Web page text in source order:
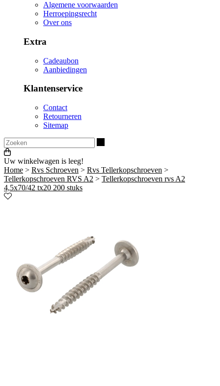
Algemene voorwaarden
Herroepingsrecht
Over ons
Extra
Cadeaubon
Aanbiedingen
Klantenservice
Contact
Retourneren
Sitemap
Uw winkelwagen is leeg!
Home > Rvs Schroeven > Rvs Tellerkopschroeven >
Tellerkopschroeven RVS A2 > Tellerkopschroeven rvs A2
4,5x70/42 tx20 200 stuks